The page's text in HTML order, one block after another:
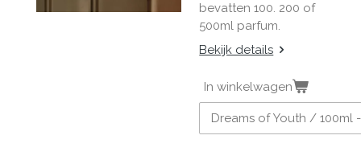
bevatten 100. 200 of
500ml parfum.
Bekijk details
In winkelwagen